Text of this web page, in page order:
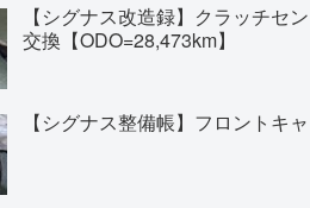
【シグナス改造録】クラッチセ
交換【ODO=28,473km】
【シグナス整備帳】フロントキ